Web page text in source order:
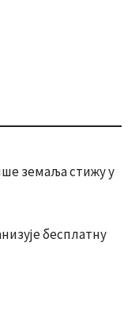
земаља стижу у
бесплатну